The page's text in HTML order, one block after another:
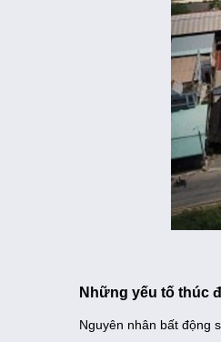
Những yếu tố thúc
Nguyên nhân bất động